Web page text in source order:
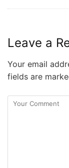
Leave a
Your email
fields are